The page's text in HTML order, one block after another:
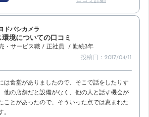
ドバシカメラ
境についての口コミ
・サービス職 / 正社員
/ 勤続3年
投稿日：2017/04/11
は食堂がありましたので、そこで話をしたりす
他の店舗だと設備がなく、他の人と話す機会が
ことがあったので、そういった点では恵まれた
。